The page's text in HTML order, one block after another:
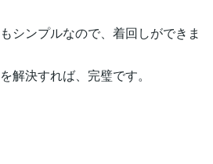
シンプルなので、着回しができま
解決すれば、完璧です。